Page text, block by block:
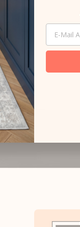
EMAIL